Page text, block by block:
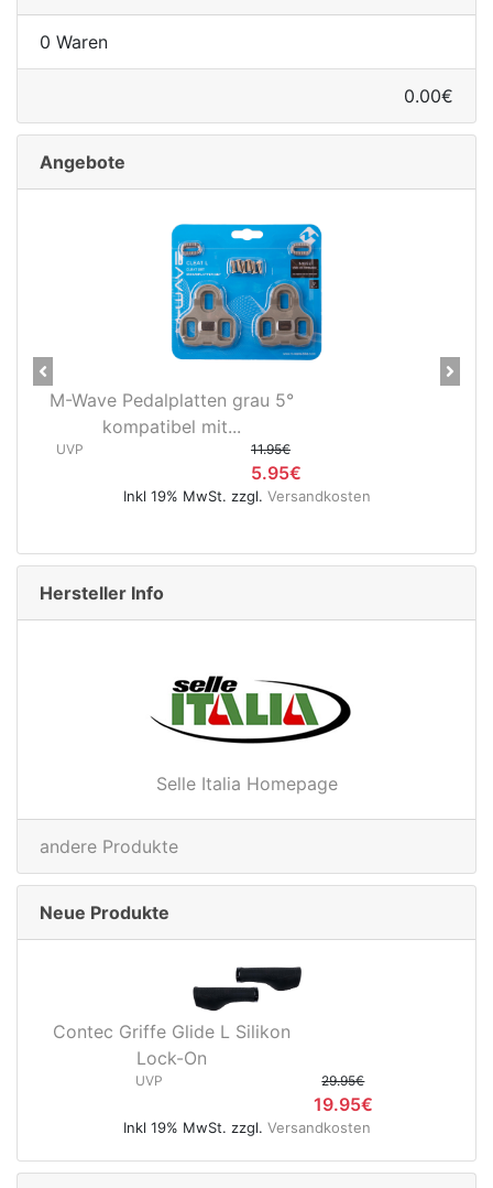
0 Waren
0.00€
Angebote
Novatec X-Light Disc
Hinterradnabe Boost CL
(12x148...
Previous Next
Hersteller Info
Selle Italia Homepage
andere Produkte
Neue Produkte
Contec Griffe Glide L Silikon
Lock-On
UVP 29.95€
19.95€
Inkl 19% MwSt. zzgl. Versandkosten